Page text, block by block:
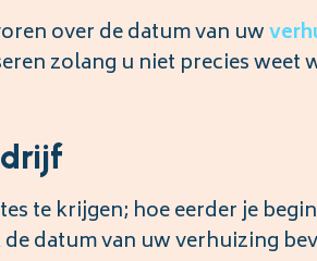
over de datum van uw
zolang u niet precies weet
te krijgen; hoe eerder je
datum van uw verhuizing